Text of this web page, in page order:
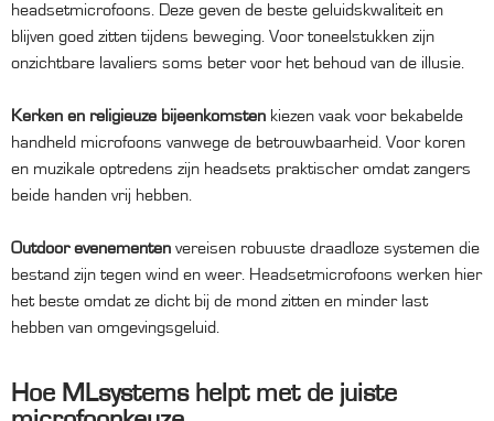
headsetmicrofoons. Deze geven de beste geluidskwaliteit en
blijven goed zitten tijdens beweging. Voor toneelstukken zijn
onzichtbare lavaliers soms beter voor het behoud van de illusie.
Kerken en religieuze bijeenkomsten kiezen vaak voor bekabelde
handheld microfoons vanwege de betrouwbaarheid. Voor koren
en muzikale optredens zijn headsets praktischer omdat zangers
beide handen vrij hebben.
Outdoor evenementen vereisen robuuste draadloze systemen die
bestand zijn tegen wind en weer. Headsetmicrofoons werken hier
het beste omdat ze dicht bij de mond zitten en minder last
hebben van omgevingsgeluid.
Hoe MLsystems helpt met de juiste